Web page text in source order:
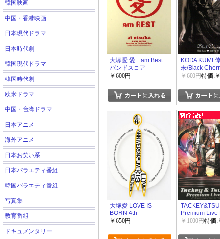
韓国映画
中国・香港映画
日本現代ドラマ
日本時代劇
韓国現代ドラマ
韓国時代劇
欧米ドラマ
中国・台湾ドラマ
日本アニメ
海外アニメ
日本お笑い系
日本バラエティ番組
韓国バラエティ番組
写真集
教育番組
ドキュメンタリー
大塚愛 愛 am Best:
バンドスコア
￥600円
KODA KUMI
未/Black
￥600円特価:
大塚愛 LOVE IS
BORN 4th
Anniversary 2007
￥650円
Premium Live
￥1000円特価: